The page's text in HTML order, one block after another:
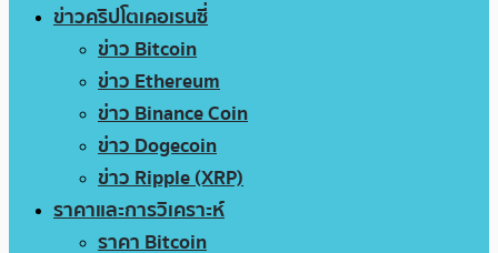
ข่าวคริปโตเคอเรนซี่
ข่าว Bitcoin
ข่าว Ethereum
ข่าว Binance Coin
ข่าว Dogecoin
ข่าว Ripple (XRP)
ราคาและการวิเคราะห์
ราคา Bitcoin